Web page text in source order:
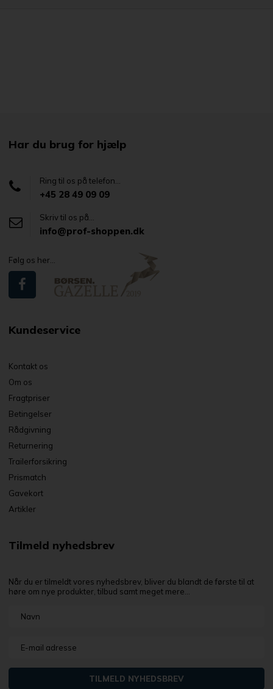
Har du brug for hjælp
Ring til os på telefon...
+45 28 49 09 09
Skriv til os på...
info@prof-shoppen.dk
Følg os her...
Kundeservice
Kontakt os
Om os
Fragtpriser
Betingelser
Rådgivning
Returnering
Trailerforsikring
Prismatch
Gavekort
Artikler
Tilmeld nyhedsbrev
Når du er tilmeldt vores nyhedsbrev, bliver du blandt de første til at
høre om nye produkter, tilbud samt meget mere...